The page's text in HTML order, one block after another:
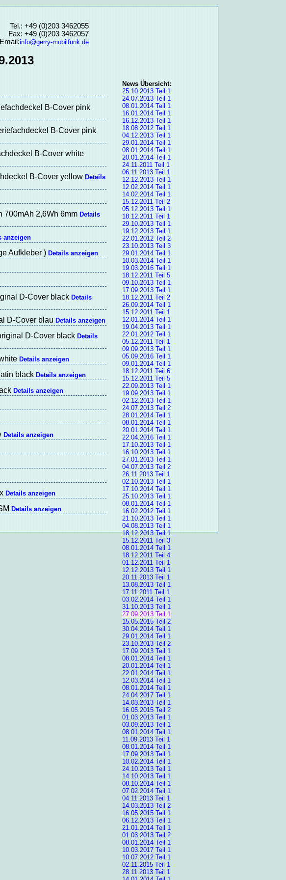
Tel.: +49 (0)203 3462055
Fax: +49 (0)203 3462057
Email:info@gerry-mobilfunk.de
B-Cover pink
B-Cover pink
B-Cover white
B-Cover yellow Details
700mAh 2,6Wh 6mm Details
anzeigen
Aufkleber ) Details anzeigen
D-Cover black Details
D-Cover blau Details anzeigen
D-Cover black Details
Details anzeigen
black Details anzeigen
Details anzeigen
Details anzeigen
Details anzeigen
Details anzeigen
News Übersicht:
25.10.2013 Teil 1
24.07.2013 Teil 1
08.01.2014 Teil 1
16.01.2014 Teil 1
16.12.2013 Teil 1
18.08.2012 Teil 1
04.12.2013 Teil 1
29.01.2014 Teil 1
08.01.2014 Teil 1
20.01.2014 Teil 1
24.11.2011 Teil 1
06.11.2013 Teil 1
12.12.2013 Teil 1
12.02.2014 Teil 1
14.02.2014 Teil 1
15.12.2011 Teil 2
05.12.2013 Teil 1
18.12.2011 Teil 1
29.10.2013 Teil 1
19.12.2013 Teil 1
22.01.2012 Teil 2
23.10.2013 Teil 3
29.01.2014 Teil 1
10.03.2014 Teil 1
19.03.2016 Teil 1
18.12.2011 Teil 5
09.10.2013 Teil 1
17.09.2013 Teil 1
18.12.2011 Teil 2
26.09.2014 Teil 1
15.12.2011 Teil 1
12.01.2014 Teil 1
19.04.2013 Teil 1
22.01.2012 Teil 1
05.12.2011 Teil 1
09.09.2013 Teil 1
05.09.2016 Teil 1
09.01.2014 Teil 1
18.12.2011 Teil 6
15.12.2011 Teil 5
22.09.2013 Teil 1
19.09.2013 Teil 1
02.12.2013 Teil 1
24.07.2013 Teil 2
28.01.2014 Teil 1
08.01.2014 Teil 1
20.01.2014 Teil 1
22.04.2016 Teil 1
17.10.2013 Teil 1
16.10.2013 Teil 1
27.01.2013 Teil 1
04.07.2013 Teil 2
26.11.2013 Teil 1
02.10.2013 Teil 1
17.10.2014 Teil 1
25.10.2013 Teil 1
08.01.2014 Teil 1
16.02.2012 Teil 1
21.10.2013 Teil 1
04.08.2013 Teil 1
18.12.2013 Teil 1
15.12.2011 Teil 3
08.01.2014 Teil 1
18.12.2011 Teil 4
01.12.2011 Teil 1
12.12.2013 Teil 1
20.11.2013 Teil 1
13.08.2013 Teil 1
17.11.2011 Teil 1
03.02.2014 Teil 1
31.10.2013 Teil 1
27.09.2013 Teil 1
15.05.2015 Teil 2
30.04.2014 Teil 1
29.01.2014 Teil 1
23.10.2013 Teil 2
17.09.2013 Teil 1
08.01.2014 Teil 1
20.01.2014 Teil 1
22.01.2014 Teil 1
12.03.2014 Teil 1
08.01.2014 Teil 1
24.04.2017 Teil 1
14.03.2013 Teil 1
16.05.2015 Teil 2
01.03.2013 Teil 1
03.09.2013 Teil 1
08.01.2014 Teil 1
11.09.2013 Teil 1
08.01.2014 Teil 1
17.09.2013 Teil 1
10.02.2014 Teil 1
24.10.2013 Teil 1
14.10.2013 Teil 1
08.10.2014 Teil 1
07.02.2014 Teil 1
04.11.2013 Teil 1
14.03.2013 Teil 2
16.05.2015 Teil 1
06.12.2013 Teil 1
21.01.2014 Teil 1
01.03.2013 Teil 2
08.01.2014 Teil 1
10.03.2017 Teil 1
10.07.2012 Teil 1
02.11.2015 Teil 1
28.11.2013 Teil 1